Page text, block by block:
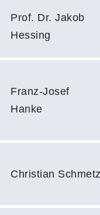
Prof. Dr. Jakob
Hessing
Franz-Josef
Hanke
Christian